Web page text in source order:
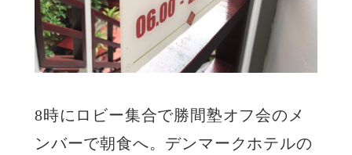
8時にロビー集合で勝間塾オフ会のメ
ンバーで朝食へ。デンマークホテルの